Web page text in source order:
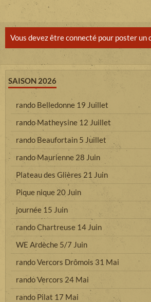
Vous devez être connecté pour poster un
SAISON 2026
rando Belledonne 19 Juillet
rando Matheysine 12 Juillet
rando Beaufortain 5 Juillet
rando Maurienne 28 Juin
Plateau des Glières 21 Juin
Pique nique 20 Juin
journée 15 Juin
rando Chartreuse 14 Juin
WE Ardèche 5/7 Juin
rando Vercors Drômois 31 Mai
rando Vercors 24 Mai
rando Pilat 17 Mai